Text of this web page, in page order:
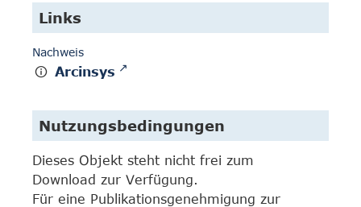
Links
Nachweis
Arcinsys
Nutzungsbedingungen
Dieses Objekt steht nicht frei zum
Download zur Verfügung.
Für eine Publikationsgenehmigung zur